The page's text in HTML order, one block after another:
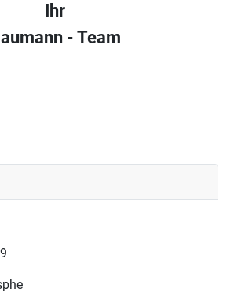
Ihr
- Team